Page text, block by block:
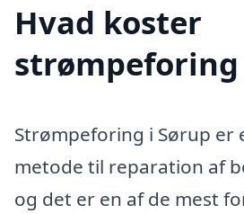
Hvad koster
strømpeforing
Strømpeforing i Sørup er
metode til reparation af
og det er en af de mest